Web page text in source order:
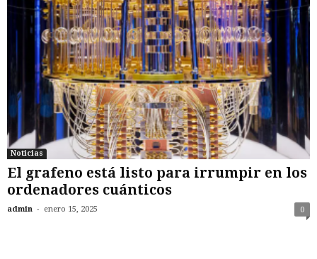
Noticias
El grafeno está listo para irrumpir en los
ordenadores cuánticos
admin - enero 15, 2025 0